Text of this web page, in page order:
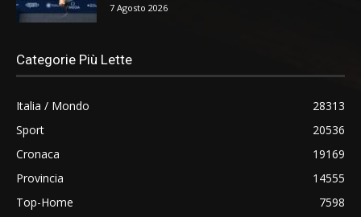
7 Agosto 2026
Categorie Più Lette
Italia / Mondo
28313
Sport
20536
Cronaca
19169
Provincia
14555
Top-Home
7598